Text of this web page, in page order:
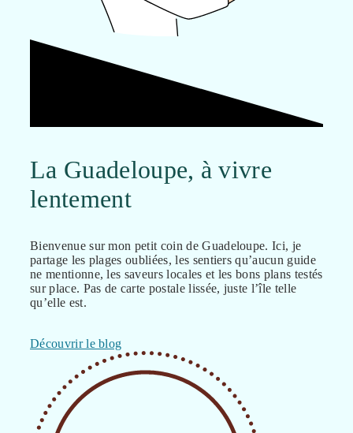
La Guadeloupe, à vivre
lentement
Bienvenue sur mon petit coin de Guadeloupe. Ici, je
partage les plages oubliées, les sentiers qu’aucun guide
ne mentionne, les saveurs locales et les bons plans testés
sur place. Pas de carte postale lissée, juste l’île telle
qu’elle est.
Découvrir le blog